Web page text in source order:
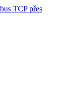
TCP přes